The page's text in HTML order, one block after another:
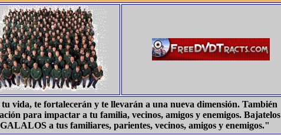
vida, te fortalecerán y te llevarán a una nueva dimensión. También
para impactar a tu familia, vecinos, amigos y enemigos. Bajatelos
a tus familiares, parientes, vecinos, amigos y enemigos."